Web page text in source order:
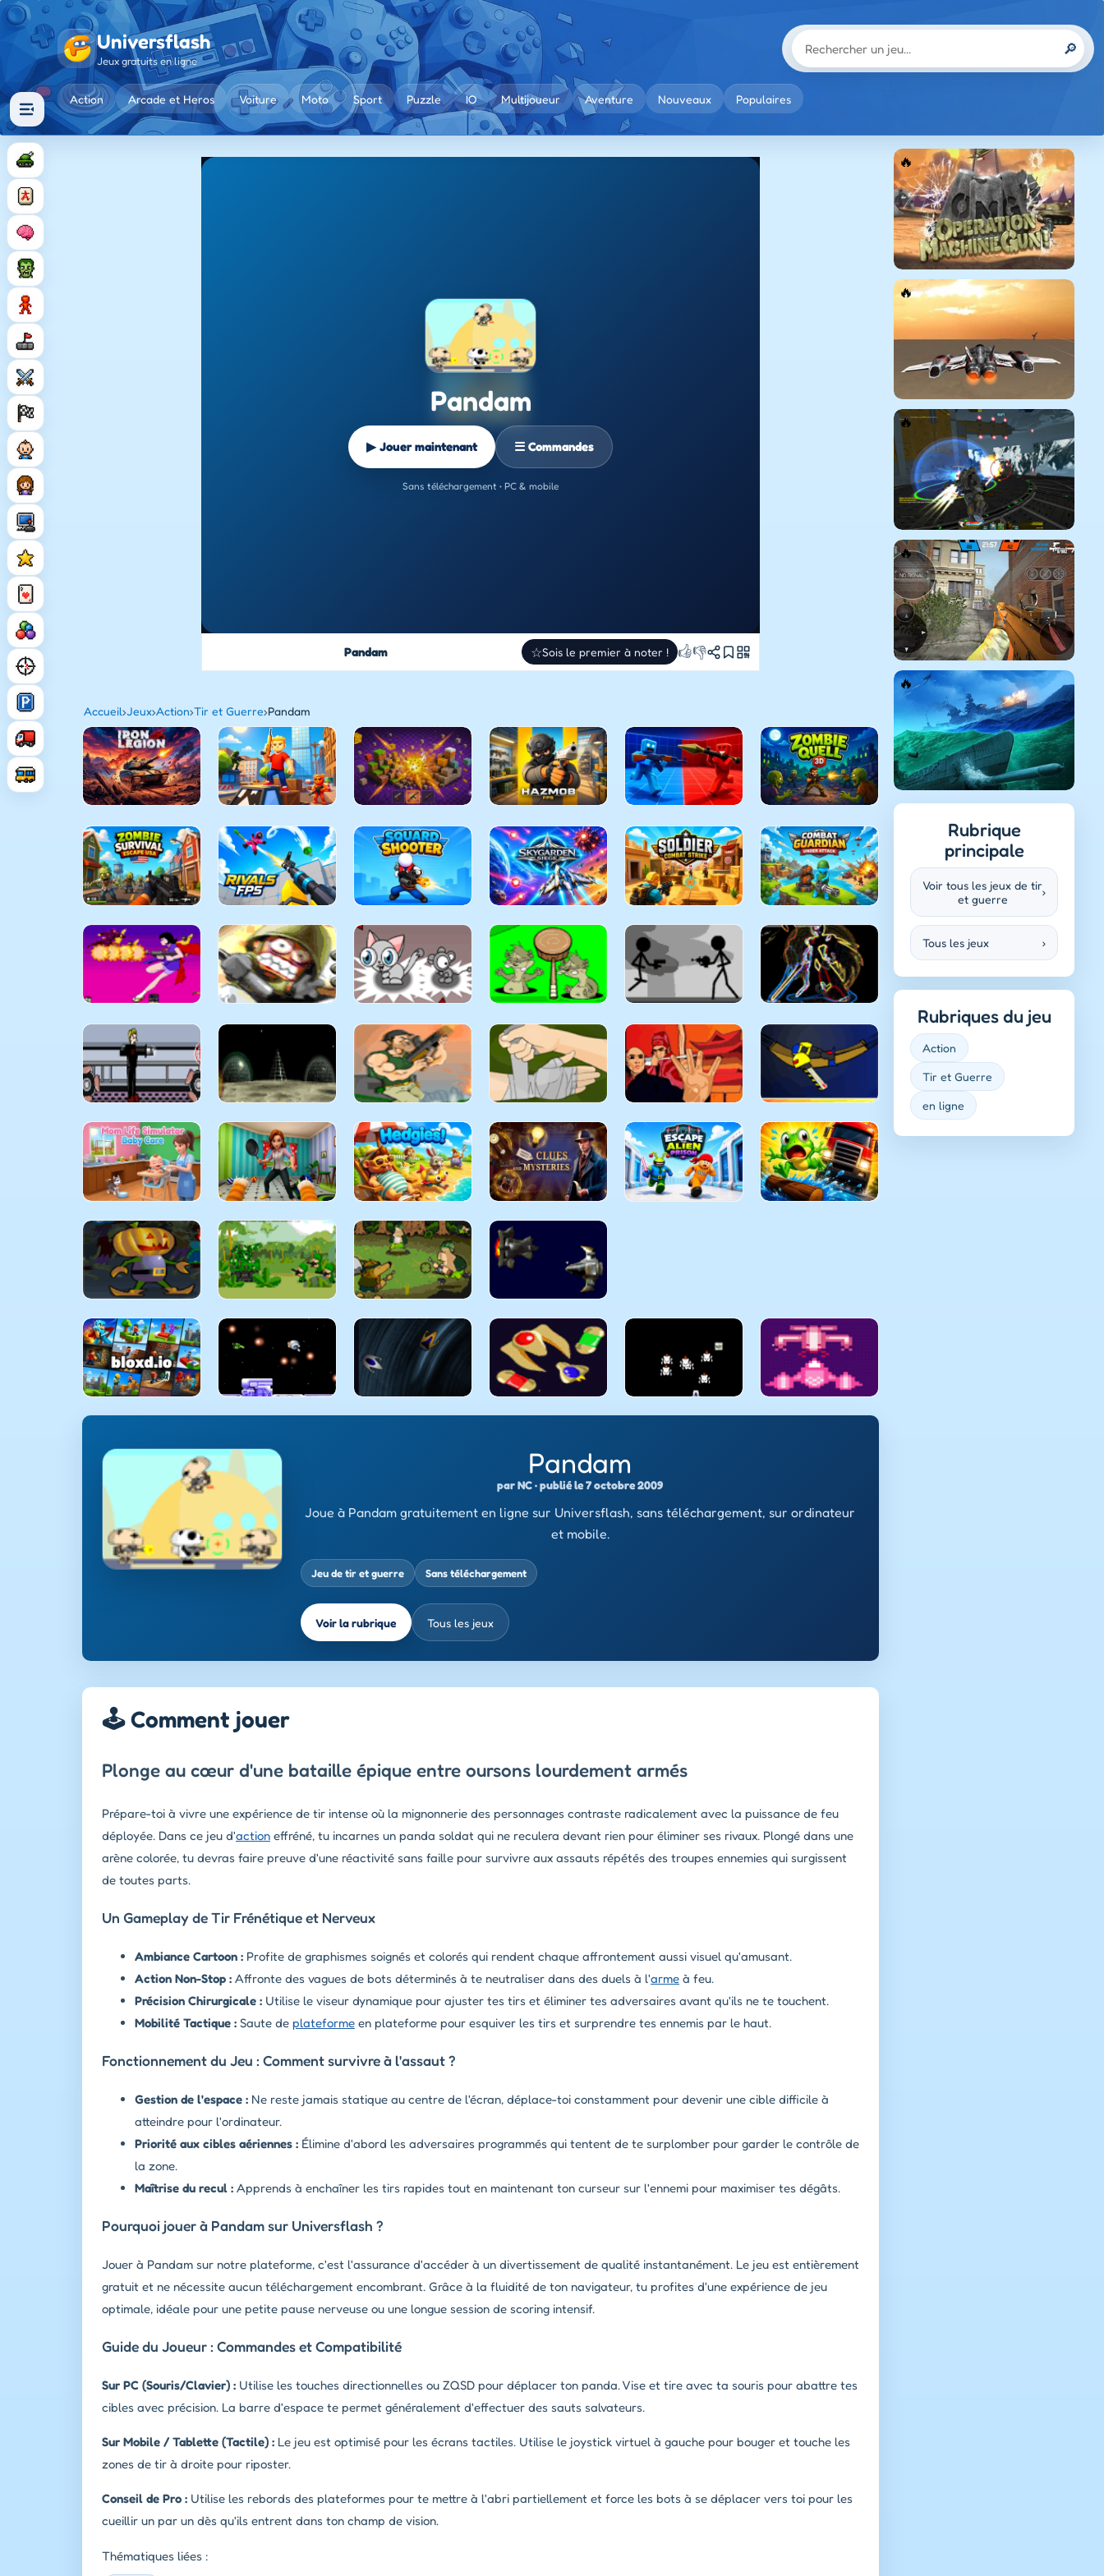
Universflash
Jeux gratuits en ligne
🔎
Action Arcade et Heros Voiture Moto Sport Puzzle IO Multijoueur Aventure Nouveaux Populaires
Pandam
▶ Jouer maintenant ☰ Commandes
Sans téléchargement • PC & mobile
Pandam ☆Sois le premier à noter ! 👍👎
Accueil›Jeux›Action›Tir et Guerre›Pandam
Pandam
par NC · publié le 7 octobre 2009
Joue à Pandam gratuitement en ligne sur Universflash, sans téléchargement, sur ordinateur
et mobile.
Jeu de tir et guerre Sans téléchargement
Voir la rubrique Tous les jeux
🕹️ Comment jouer
Plonge au cœur d'une bataille épique entre oursons lourdement armés
Prépare-toi à vivre une expérience de tir intense où la mignonnerie des personnages contraste radicalement avec la puissance de feu
déployée. Dans ce jeu d'action effréné, tu incarnes un panda soldat qui ne reculera devant rien pour éliminer ses rivaux. Plongé dans une
arène colorée, tu devras faire preuve d'une réactivité sans faille pour survivre aux assauts répétés des troupes ennemies qui surgissent
de toutes parts.
Un Gameplay de Tir Frénétique et Nerveux
Ambiance Cartoon : Profite de graphismes soignés et colorés qui rendent chaque affrontement aussi visuel qu'amusant.
Action Non-Stop : Affronte des vagues de bots déterminés à te neutraliser dans des duels à l'arme à feu.
Précision Chirurgicale : Utilise le viseur dynamique pour ajuster tes tirs et éliminer tes adversaires avant qu'ils ne te touchent.
Mobilité Tactique : Saute de plateforme en plateforme pour esquiver les tirs et surprendre tes ennemis par le haut.
Fonctionnement du Jeu : Comment survivre à l'assaut ?
Gestion de l'espace : Ne reste jamais statique au centre de l'écran, déplace-toi constamment pour devenir une cible difficile à
atteindre pour l'ordinateur.
Priorité aux cibles aériennes : Élimine d'abord les adversaires programmés qui tentent de te surplomber pour garder le contrôle de
la zone.
Maîtrise du recul : Apprends à enchaîner les tirs rapides tout en maintenant ton curseur sur l'ennemi pour maximiser tes dégâts.
Pourquoi jouer à Pandam sur Universflash ?
Jouer à Pandam sur notre plateforme, c'est l'assurance d'accéder à un divertissement de qualité instantanément. Le jeu est entièrement
gratuit et ne nécessite aucun téléchargement encombrant. Grâce à la fluidité de ton navigateur, tu profites d'une expérience de jeu
optimale, idéale pour une petite pause nerveuse ou une longue session de scoring intensif.
Guide du Joueur : Commandes et Compatibilité
Sur PC (Souris/Clavier) : Utilise les touches directionnelles ou ZQSD pour déplacer ton panda. Vise et tire avec ta souris pour abattre tes
cibles avec précision. La barre d'espace te permet généralement d'effectuer des sauts salvateurs.
Sur Mobile / Tablette (Tactile) : Le jeu est optimisé pour les écrans tactiles. Utilise le joystick virtuel à gauche pour bouger et touche les
zones de tir à droite pour riposter.
Conseil de Pro : Utilise les rebords des plateformes pour te mettre à l'abri partiellement et force les bots à se déplacer vers toi pour les
cueillir un par un dès qu'ils entrent dans ton champ de vision.
Thématiques liées :
Rubrique
principale
Voir tous les jeux de tir
et guerre
›
Tous les jeux ›
Rubriques du jeu
Action
Tir et Guerre
en ligne